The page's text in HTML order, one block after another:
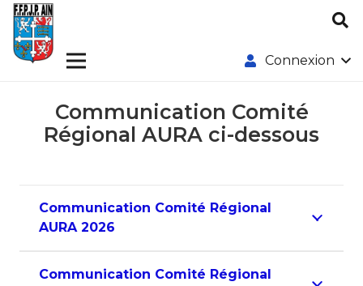
Connexion
Communication Comité
Régional AURA ci-dessous
Communication Comité Régional
AURA 2026
Communication Comité Régional